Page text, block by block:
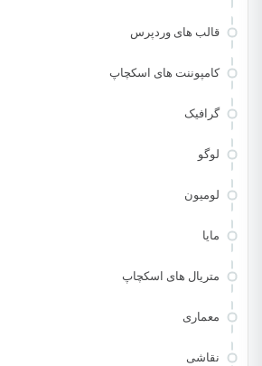
قالب های وردپرس
کامپوننت های اسکچاپ
گرافیک
لوگو
لومیون
مایا
متریال های اسکچاپ
معماری
نقاشی